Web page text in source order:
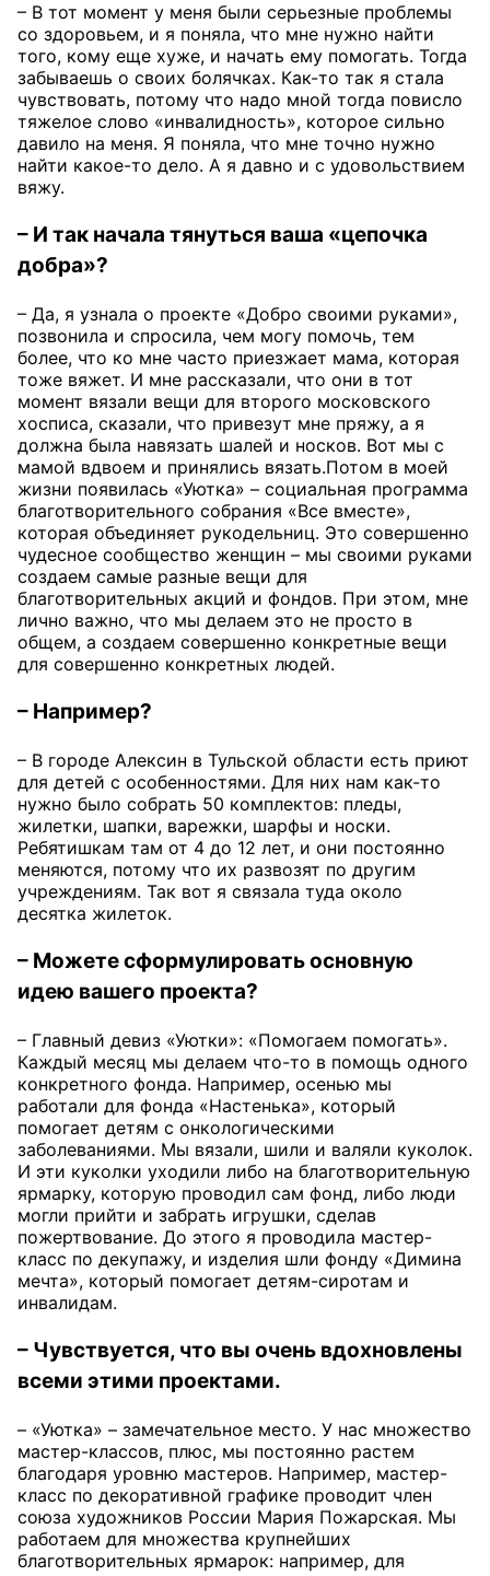
– В тот момент у меня были серьезные проблемы
со здоровьем, и я поняла, что мне нужно найти
того, кому еще хуже, и начать ему помогать. Тогда
забываешь о своих болячках. Как-то так я стала
чувствовать, потому что надо мной тогда повисло
тяжелое слово «инвалидность», которое сильно
давило на меня. Я поняла, что мне точно нужно
найти какое-то дело. А я давно и с удовольствием
вяжу.
– И так начала тянуться ваша «цепочка
добра»?
– Да, я узнала о проекте «Добро своими руками»,
позвонила и спросила, чем могу помочь, тем
более, что ко мне часто приезжает мама, которая
тоже вяжет. И мне рассказали, что они в тот
момент вязали вещи для второго московского
хосписа, сказали, что привезут мне пряжу, а я
должна была навязать шалей и носков. Вот мы с
мамой вдвоем и принялись вязать.Потом в моей
жизни появилась «Уютка» – социальная программа
благотворительного собрания «Все вместе»,
которая объединяет рукодельниц. Это совершенно
чудесное сообщество женщин – мы своими руками
создаем самые разные вещи для
благотворительных акций и фондов. При этом, мне
лично важно, что мы делаем это не просто в
общем, а создаем совершенно конкретные вещи
для совершенно конкретных людей.
– Например?
– В городе Алексин в Тульской области есть приют
для детей с особенностями. Для них нам как-то
нужно было собрать 50 комплектов: пледы,
жилетки, шапки, варежки, шарфы и носки.
Ребятишкам там от 4 до 12 лет, и они постоянно
меняются, потому что их развозят по другим
учреждениям. Так вот я связала туда около
десятка жилеток.
– Можете сформулировать основную
идею вашего проекта?
– Главный девиз «Уютки»: «Помогаем помогать».
Каждый месяц мы делаем что-то в помощь одного
конкретного фонда. Например, осенью мы
работали для фонда «Настенька», который
помогает детям с онкологическими
заболеваниями. Мы вязали, шили и валяли куколок.
И эти куколки уходили либо на благотворительную
ярмарку, которую проводил сам фонд, либо люди
могли прийти и забрать игрушки, сделав
пожертвование. До этого я проводила мастер-
класс по декупажу, и изделия шли фонду «Димина
мечта», который помогает детям-сиротам и
инвалидам.
– Чувствуется, что вы очень вдохновлены
всеми этими проектами.
– «Уютка» – замечательное место. У нас множество
мастер-классов, плюс, мы постоянно растем
благодаря уровню мастеров. Например, мастер-
класс по декоративной графике проводит член
союза художников России Мария Пожарская. Мы
работаем для множества крупнейших
благотворительных ярмарок: например, для